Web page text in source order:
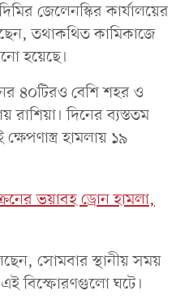
জেলেনস্কির কার্যালয়ের
তথাকথিত কামিকাজে
হয়েছে।
৪০টিরও বেশি শহর ও
রাশিয়া। দিনের ব্যস্ততম
হামলায় ১৯
ভয়াবহ ড্রোন হামলা,
সোমবার স্থানীয় সময়
বিস্ফোরণগুলো ঘটে।